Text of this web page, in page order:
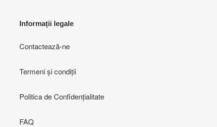
Informații legale
Contactează-ne
Termeni și condiții
Politica de Confidențialitate
FAQ